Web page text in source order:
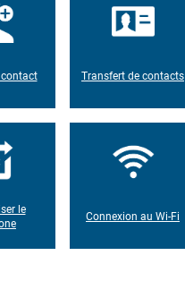
Transfert de contacts
le
Connexion au Wi-Fi